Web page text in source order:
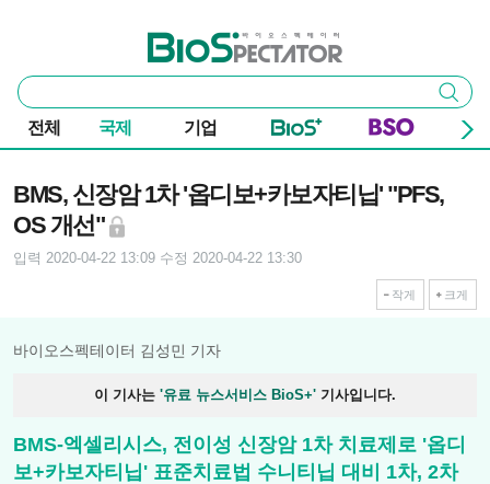
바이오스펙테이터
통
합
검
색
검색
전체 국제 기업
BMS, 신장암 1차 '옵디보+카보자티닙' "PFS,
OS 개선"
입력 2020-04-22 13:09 수정 2020-04-22 13:30
작게 크게
바이오스펙테이터 김성민 기자
이 기사는 '유료 뉴스서비스 BioS+' 기사입니다.
BMS-엑셀리시스, 전이성 신장암 1차 치료제로 '옵디
보+카보자티닙' 표준치료법 수니티닙 대비 1차, 2차